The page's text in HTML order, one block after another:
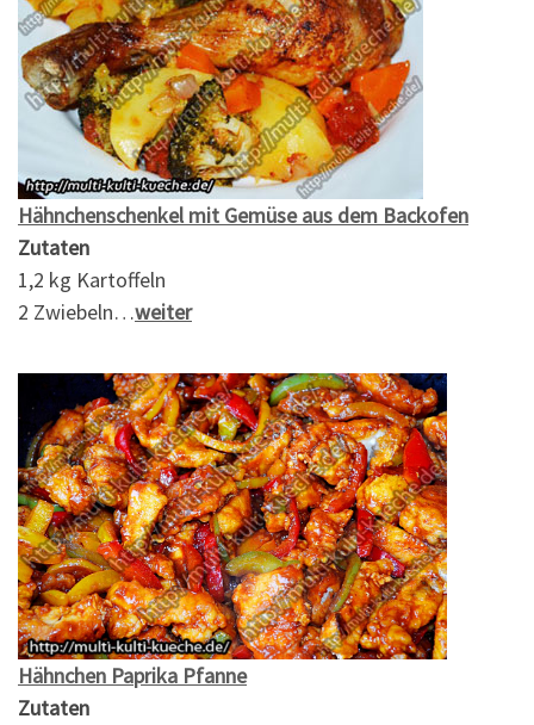
Hähnchenschenkel mit Gemüse aus dem Backofen
Zutaten
1,2 kg Kartoffeln
2 Zwiebeln…weiter
Hähnchen Paprika Pfanne
Zutaten